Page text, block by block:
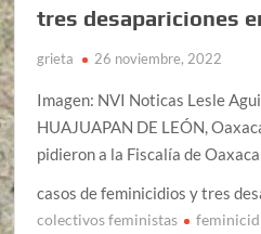
tres desapariciones
grieta 26 noviembre, 2022
Imagen: NVI Noticas Lesle
HUAJUAPAN DE LEÓN,
pidieron a la Fiscalía de
casos de feminicidios y tres
colectivos feministas